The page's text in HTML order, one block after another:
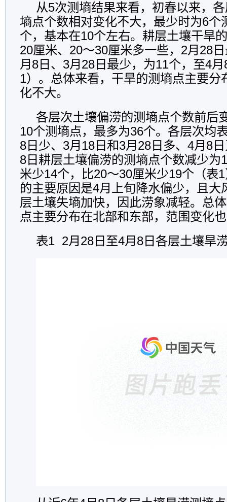
从5次测墒结果来看，初春以来，
墒点个数相对变化不大，最少时为6个
个，基本在10个左右。耕层土壤干旱
20厘米、20～30厘米多一些，2月28
月8日、3月28日最少，为11个，至4
1）。总体来看，干旱的测墒点主要分
化不大。
各层次土壤偏涝的测墒点个数前后
10个测墒点，最多为36个。各层次均
8日少、3月18日和3月28日多、4月8
8日耕层土壤偏涝的测墒点个数减少为
米少14个，比20～30厘米少19个（表
的主要原因是4月上旬降水偏少，且大
层土壤失墒加快，因此涝象减轻。总
点主要分布在北部和东部，范围变化
表1 2月28日至4月8日各层土壤旱